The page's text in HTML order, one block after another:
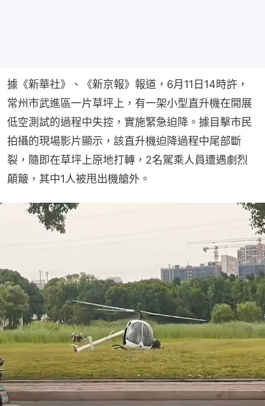
據《新華社》、《新京報》報道，6月11日14時許，
常州市武進區一片草坪上，有一架小型直升機在開展
低空測試的過程中失控，實施緊急迫降。據目擊市民
拍攝的現場影片顯示，該直升機迫降過程中尾部斷
裂，隨即在草坪上原地打轉，2名駕乘人員遭遇劇烈
顛簸，其中1人被甩出機艙外。